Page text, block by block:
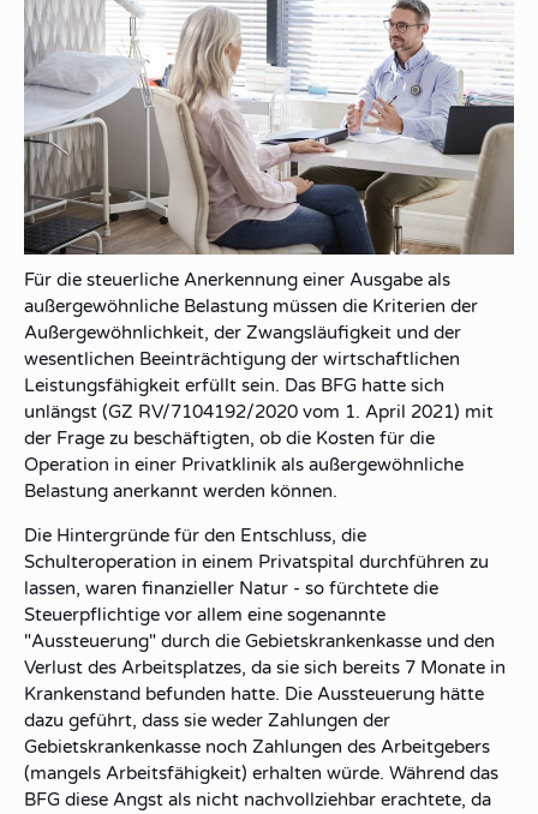
Für die steuerliche Anerkennung einer Ausgabe als
außergewöhnliche Belastung müssen die Kriterien der
Außergewöhnlichkeit, der Zwangsläufigkeit und der
wesentlichen Beeinträchtigung der wirtschaftlichen
Leistungsfähigkeit erfüllt sein. Das BFG hatte sich
unlängst (GZ RV/7104192/2020 vom 1. April 2021) mit
der Frage zu beschäftigten, ob die Kosten für die
Operation in einer Privatklinik als außergewöhnliche
Belastung anerkannt werden können.
Die Hintergründe für den Entschluss, die
Schulteroperation in einem Privatspital durchführen zu
lassen, waren finanzieller Natur - so fürchtete die
Steuerpflichtige vor allem eine sogenannte
"Aussteuerung" durch die Gebietskrankenkasse und den
Verlust des Arbeitsplatzes, da sie sich bereits 7 Monate in
Krankenstand befunden hatte. Die Aussteuerung hätte
dazu geführt, dass sie weder Zahlungen der
Gebietskrankenkasse noch Zahlungen des Arbeitgebers
(mangels Arbeitsfähigkeit) erhalten würde. Während das
BFG diese Angst als nicht nachvollziehbar erachtete, da